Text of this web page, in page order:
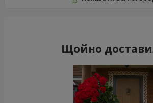
Щойно